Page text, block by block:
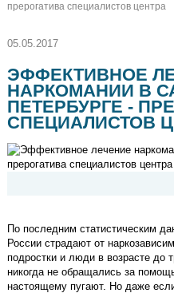
прерогатива специалистов центра
05.05.2017
ЭФФЕКТИВНОЕ
НАРКОМАНИИ В
ПЕТЕРБУРГЕ -
СПЕЦИАЛИСТОВ
По последним статистическим
России страдают от
подростки и люди в возрасте до
никогда не обращались за
настоящему пугают. Но даже